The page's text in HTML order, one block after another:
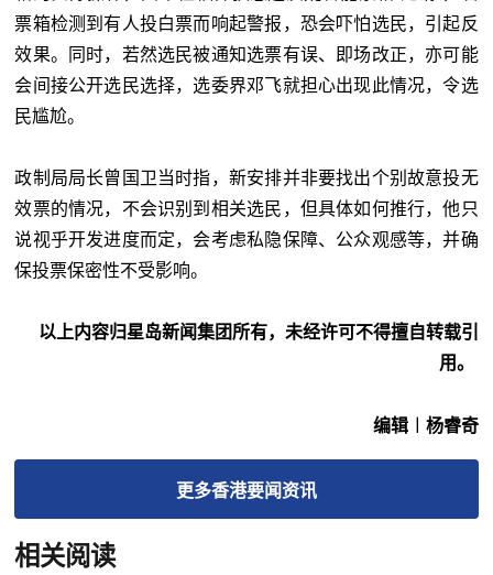
票箱检测到有人投白票而响起警报，恐会吓怕选民，引起反
效果。同时，若然选民被通知选票有误、即场改正，亦可能
会间接公开选民选择，选委界邓飞就担心出现此情况，令选
民尴尬。
政制局局长曾国卫当时指，新安排并非要找出个别故意投无
效票的情况，不会识别到相关选民，但具体如何推行，他只
说视乎开发进度而定，会考虑私隐保障、公众观感等，并确
保投票保密性不受影响。
以上内容归星岛新闻集团所有，未经许可不得擅自转载引
用。
编辑︱杨睿奇
更多香港要闻资讯
相关阅读